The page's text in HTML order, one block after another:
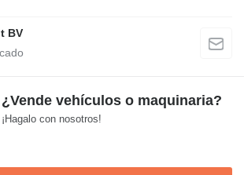
BV
¿Vende vehículos o maquinaria?
¡Hagalo con nosotros!